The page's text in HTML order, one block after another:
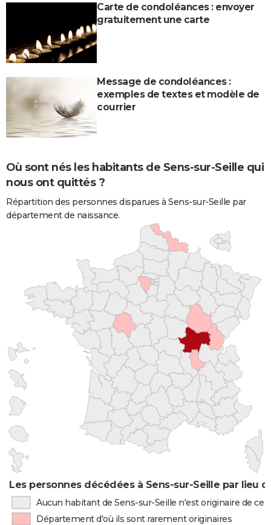
Carte de condoléances : envoyer
gratuitement une carte
Message de condoléances :
exemples de textes et modèle de
courrier
Où sont nés les habitants de Sens-sur-Seille qui
nous ont quittés ?
Répartition des personnes disparues à Sens-sur-Seille par
département de naissance.
Les personnes décédées à Sens-sur-Seille par lieu
Aucun habitant de Sens-sur-Seille n'est originaire de ce
Département d'où ils sont rarement originaires